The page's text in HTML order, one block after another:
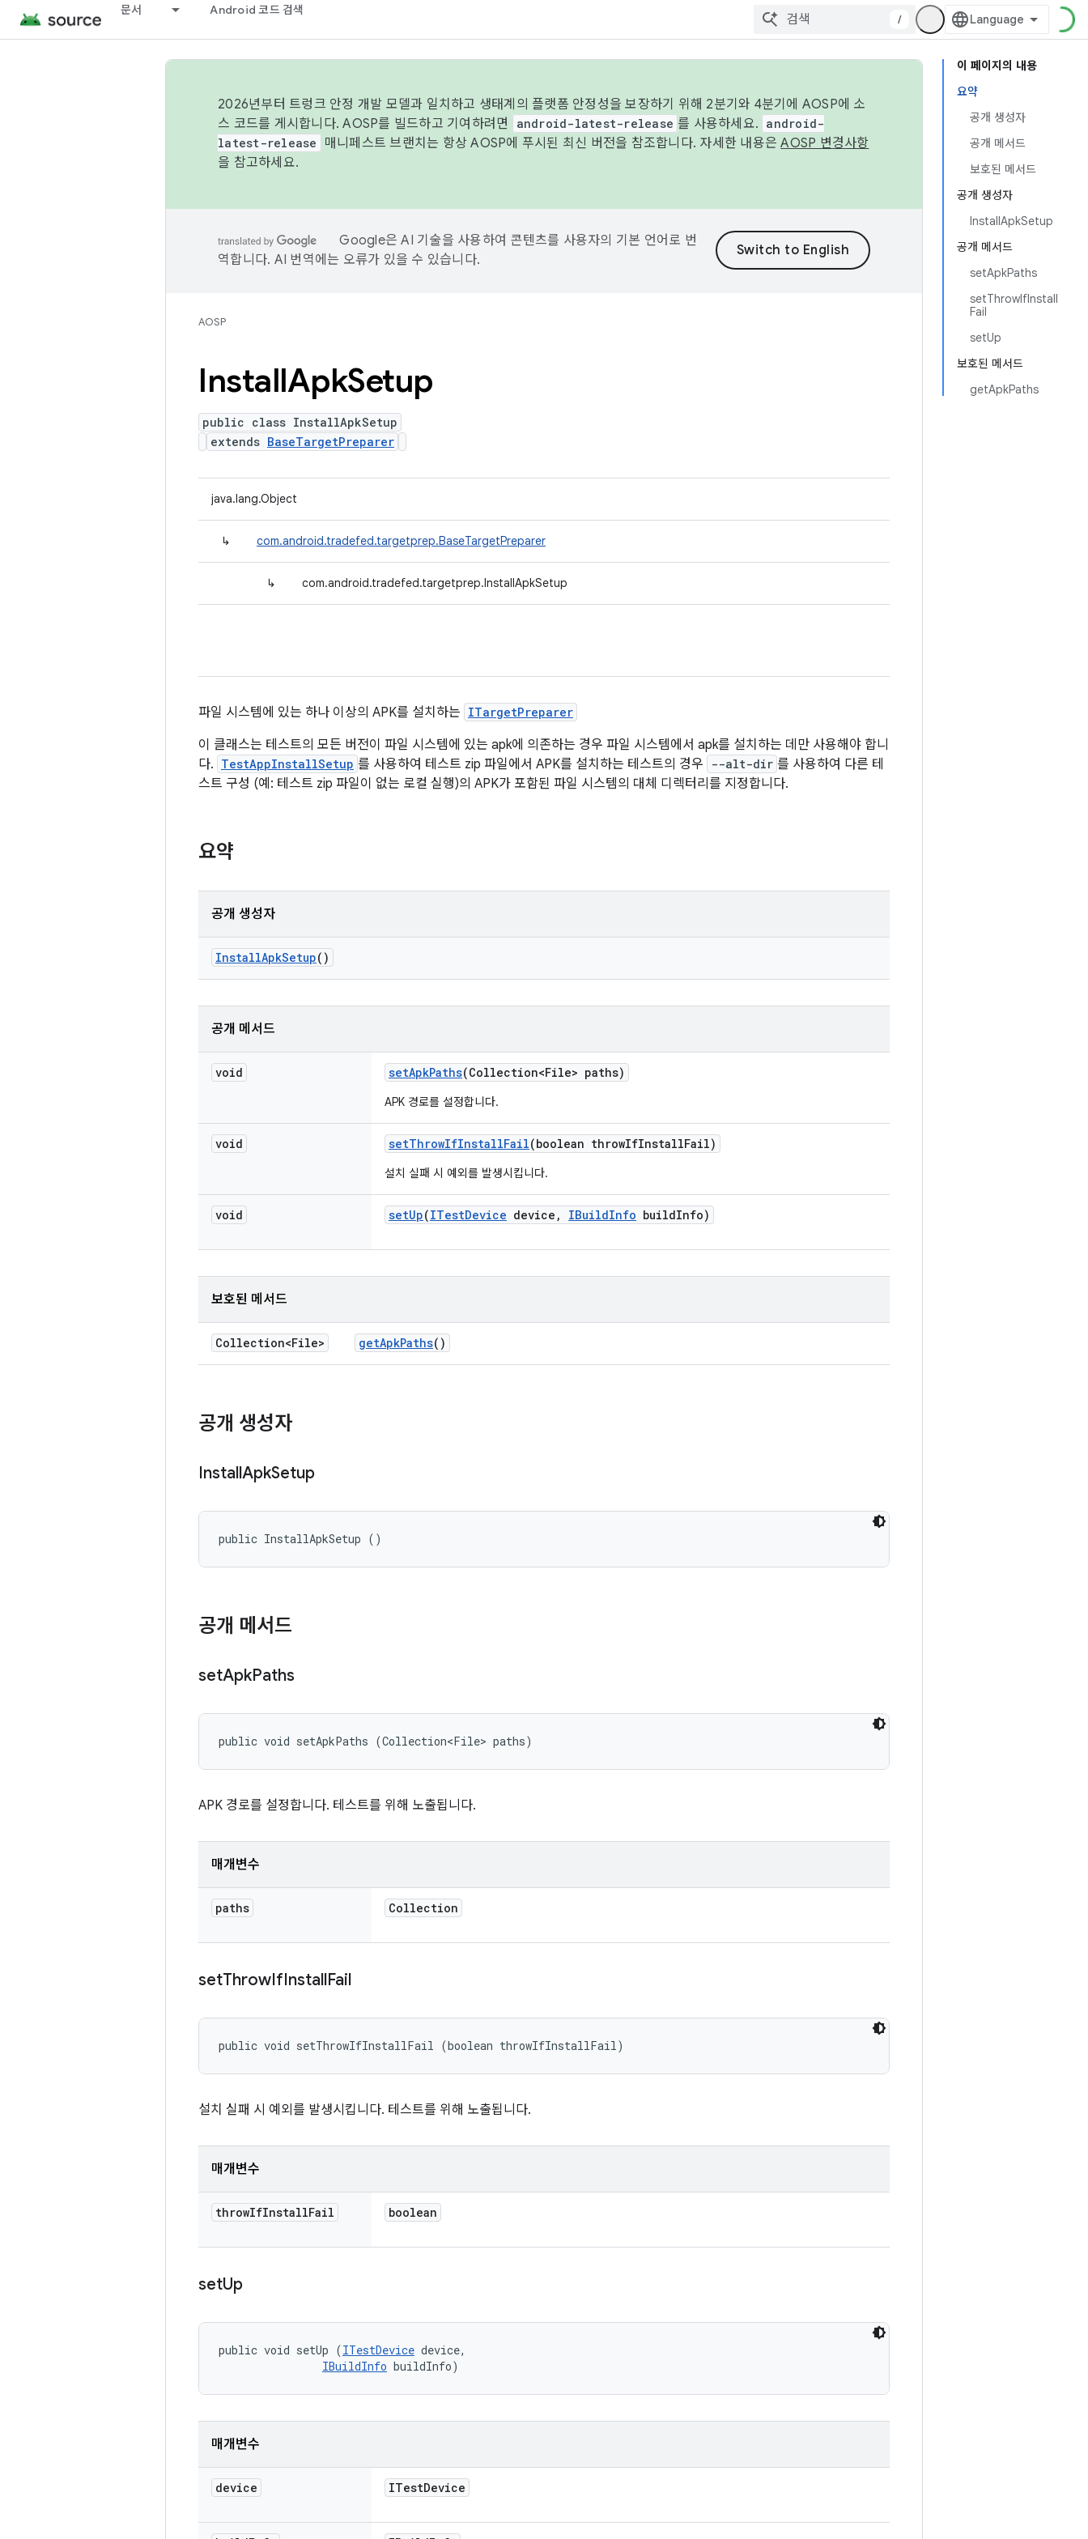
문서 Android 코드 검색
/
이 페이지의 내용
요약
공개 생성자
공개 메서드
보호된 메서드
공개 생성자
InstallApkSetup
공개 메서드
setApkPaths
setThrowIfInstall
Fail
setUp
보호된 메서드
getApkPaths
2026년부터 트렁크 안정 개발 모델과 일치하고 생태계의 플랫폼 안정성을 보장하기 위해 2분기와 4분기에 AOSP에 소
스 코드를 게시합니다. AOSP를 빌드하고 기여하려면
android-latest-release 를 사용하세요. android-
latest-release
매니페스트 브랜치는 항상 AOSP에 푸시된 최신 버전을 참조합니다. 자세한 내용은AOSP 변경사항
을 참고하세요.
Google은 AI 기술을 사용하여 콘텐츠를 사용자의 기본 언어로 번
역합니다. AI 번역에는 오류가 있을 수 있습니다.
AOSP
InstallApkSetup
public class InstallApkSetup
extends BaseTargetPreparer
java.lang.Object
↳ com.android.tradefed.targetprep.BaseTargetPreparer
↳ com.android.tradefed.targetprep.InstallApkSetup
파일 시스템에 있는 하나 이상의 APK를 설치하는 ITargetPreparer
이 클래스는 테스트의 모든 버전이 파일 시스템에 있는 apk에 의존하는 경우 파일 시스템에서 apk를 설치하는 데만 사용해야 합니
다. TestAppInstallSetup 를 사용하여 테스트 zip 파일에서 APK를 설치하는 테스트의 경우 --alt-dir 를 사용하여 다른 테
스트 구성 (예: 테스트 zip 파일이 없는 로컬 실행)의 APK가 포함된 파일 시스템의 대체 디렉터리를 지정합니다.
요약
공개 생성자
InstallApkSetup()
공개 메서드
void setApkPaths(Collection<File> paths)
APK 경로를 설정합니다.
void setThrowIfInstallFail(boolean throwIfInstallFail)
설치 실패 시 예외를 발생시킵니다.
void setUp(ITestDevice device , IBuildInfo buildInfo)
보호된 메서드
Collection<File> getApkPaths()
공개 생성자
InstallApkSetup
public InstallApkSetup ()
공개 메서드
setApkPaths
public void setApkPaths (Collection<File> paths)
APK 경로를 설정합니다. 테스트를 위해 노출됩니다.
매개변수
paths Collection
setThrowIfInstallFail
public void setThrowIfInstallFail (boolean throwIfInstallFail)
설치 실패 시 예외를 발생시킵니다. 테스트를 위해 노출됩니다.
매개변수
throwIfInstallFail boolean
setUp
public void setUp (ITestDevice device,
IBuildInfo buildInfo)
매개변수
device ITestDevice